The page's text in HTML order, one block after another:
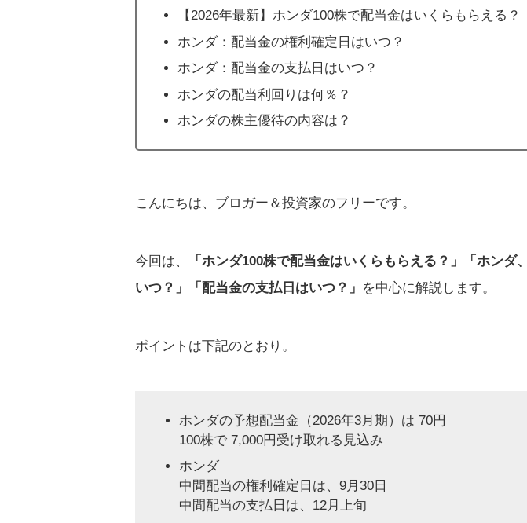
【2026年最新】ホンダ100株で配当金はいくらもらえる？
ホンダ：配当金の権利確定日はいつ？
ホンダ：配当金の支払日はいつ？
ホンダの配当利回りは何％？
ホンダの株主優待の内容は？
こんにちは、ブロガー＆投資家のフリーです。
今回は、
「ホンダ100株で配当金はいくらもらえる？」「ホンダ
いつ？」「配当金の支払日はいつ？」 を中心に解説します。
ポイントは下記のとおり。
ホンダの予想配当金（2026年3月期）は 70円
100株で 7,000円受け取れる見込み
ホンダ
中間配当の権利確定日は、9月30日
中間配当の支払日は、12月上旬